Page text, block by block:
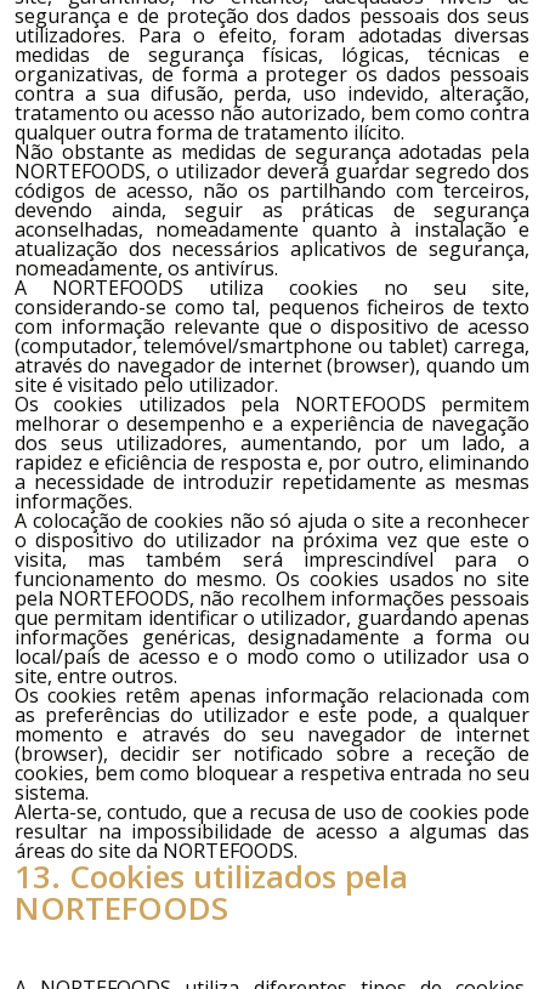
segurança e de proteção dos dados pessoais dos seus
utilizadores. Para o efeito, foram adotadas diversas
medidas de segurança físicas, lógicas, técnicas e
organizativas, de forma a proteger os dados pessoais
contra a sua difusão, perda, uso indevido, alteração,
tratamento ou acesso não autorizado, bem como contra
qualquer outra forma de tratamento ilícito.
Não obstante as medidas de segurança adotadas pela
NORTEFOODS, o utilizador deverá guardar segredo dos
códigos de acesso, não os partilhando com terceiros,
devendo ainda, seguir as práticas de segurança
aconselhadas, nomeadamente quanto à instalação e
atualização dos necessários aplicativos de segurança,
nomeadamente, os antivírus.
A NORTEFOODS utiliza cookies no seu site,
considerando-se como tal, pequenos ficheiros de texto
com informação relevante que o dispositivo de acesso
(computador, telemóvel/smartphone ou tablet) carrega,
através do navegador de internet (browser), quando um
site é visitado pelo utilizador.
Os cookies utilizados pela NORTEFOODS permitem
melhorar o desempenho e a experiência de navegação
dos seus utilizadores, aumentando, por um lado, a
rapidez e eficiência de resposta e, por outro, eliminando
a necessidade de introduzir repetidamente as mesmas
informações.
A colocação de cookies não só ajuda o site a reconhecer
o dispositivo do utilizador na próxima vez que este o
visita, mas também será imprescindível para o
funcionamento do mesmo. Os cookies usados no site
pela NORTEFOODS, não recolhem informações pessoais
que permitam identificar o utilizador, guardando apenas
informações genéricas, designadamente a forma ou
local/país de acesso e o modo como o utilizador usa o
site, entre outros.
Os cookies retêm apenas informação relacionada com
as preferências do utilizador e este pode, a qualquer
momento e através do seu navegador de internet
(browser), decidir ser notificado sobre a receção de
cookies, bem como bloquear a respetiva entrada no seu
sistema.
Alerta-se, contudo, que a recusa de uso de cookies pode
resultar na impossibilidade de acesso a algumas das
áreas do site da NORTEFOODS.
13. Cookies utilizados pela
NORTEFOODS